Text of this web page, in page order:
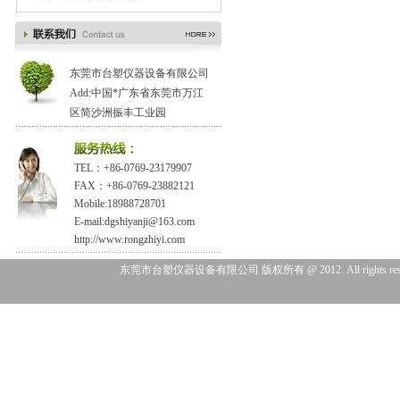
东莞市台塑仪器设备有限公司
Add:中国*广东省东莞市万江
区简沙洲振丰工业园
TEL：+86-0769-23179907
FAX：+86-0769-23882121
Mobile:18988728701
E-mail:dgshiyanji@163.com
http://www.rongzhiyi.com
东莞市台塑仪器设备有限公司 版权所有 @ 2012. All rights